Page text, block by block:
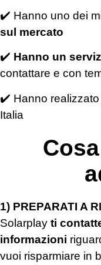
✔️ Hanno uno dei
sul mercato
✔️ Hanno un
contattare e con
✔️ Hanno realizzato
Italia
1) PREPARATI A
Solarplay ti
informazioni
vuoi risparmiare in